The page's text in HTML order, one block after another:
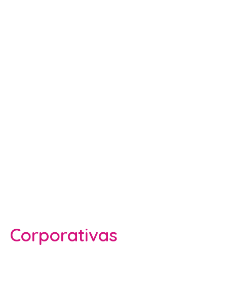
Corporativas